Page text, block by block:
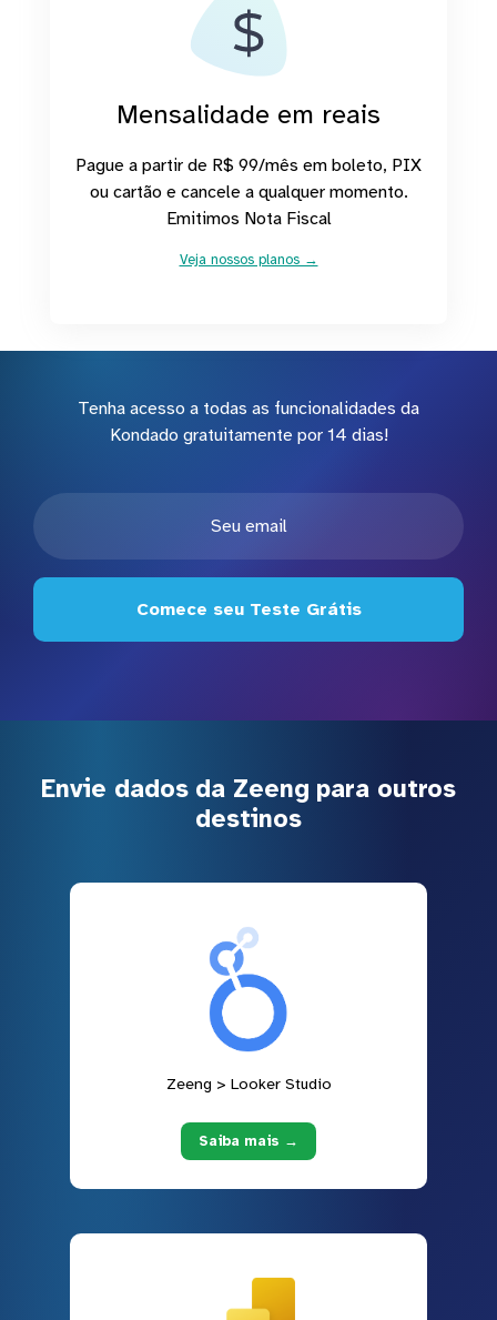
Mensalidade em reais
Pague a partir de R$ 99/mês em boleto, PIX
ou cartão e cancele a qualquer momento.
Emitimos Nota Fiscal
Veja nossos planos →
Tenha acesso a todas as funcionalidades da
Kondado gratuitamente por 14 dias!
Comece seu Teste Grátis
Envie dados da Zeeng para outros
destinos
Zeeng > Looker Studio
Saiba mais →